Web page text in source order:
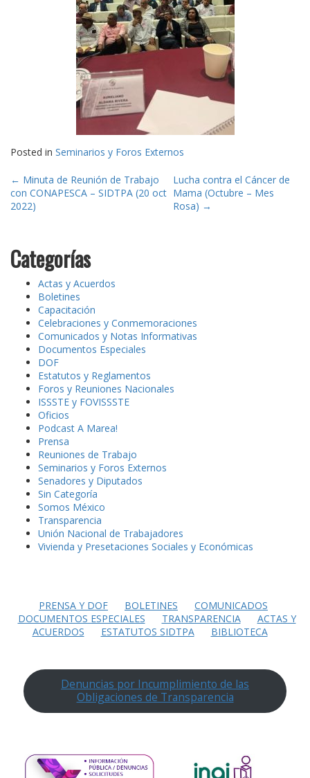
Posted in Seminarios y Foros Externos
Post
navigation
← Minuta de Reunión de Trabajo
con CONAPESCA – SIDTPA (20 oct
2022)
Lucha contra el Cáncer de
Mama (Octubre – Mes
Rosa) →
Categorías
Actas y Acuerdos
Boletines
Capacitación
Celebraciones y Conmemoraciones
Comunicados y Notas Informativas
Documentos Especiales
DOF
Estatutos y Reglamentos
Foros y Reuniones Nacionales
ISSSTE y FOVISSSTE
Oficios
Podcast A Marea!
Prensa
Reuniones de Trabajo
Seminarios y Foros Externos
Senadores y Diputados
Sin Categoría
Somos México
Transparencia
Unión Nacional de Trabajadores
Vivienda y Presetaciones Sociales y Económicas
PRENSA Y DOF BOLETINES
COMUNICADOS
DOCUMENTOS ESPECIALES
TRANSPARENCIA
ACTAS Y
ACUERDOS
ESTATUTOS SIDTPA BIBLIOTECA
Denuncias por Incumplimiento de las
Obligaciones de Transparencia